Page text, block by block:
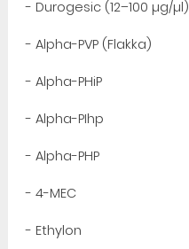
- Durogesic (12–100 µg/µl)
- Alpha-PVP (Flakka)
- Alpha-PHiP
- Alpha-PIhp
- Alpha-PHP
- 4-MEC
- Ethylon